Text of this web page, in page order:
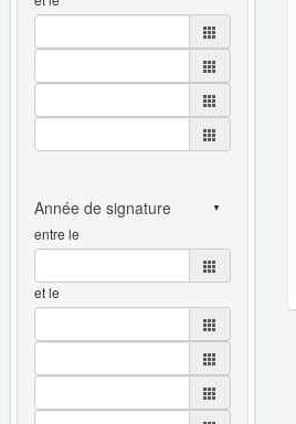
entre le
et le